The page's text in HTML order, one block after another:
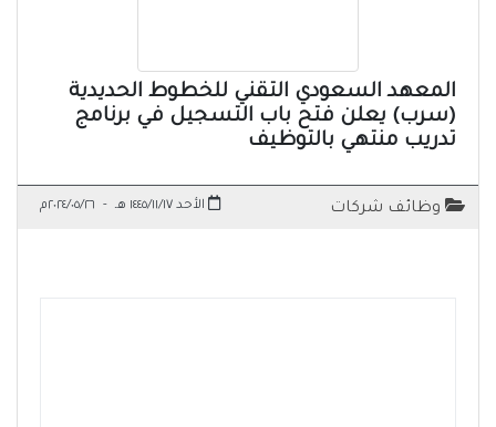
المعهد السعودي التقني للخطوط الحديدية
(سرب) يعلن فتح باب التسجيل في برنامج
تدريب منتهي بالتوظيف
وظائف شركات الأحد ١٤٤٥/١١/١٧ هـ - ٢٠٢٤/٠٥/٢٦م